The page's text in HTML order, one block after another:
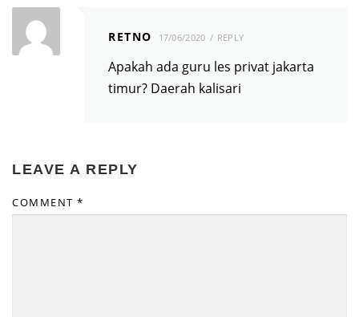
RETNO 17/06/2020 REPLY
Apakah ada guru les privat jakarta
timur? Daerah kalisari
LEAVE A REPLY
COMMENT *